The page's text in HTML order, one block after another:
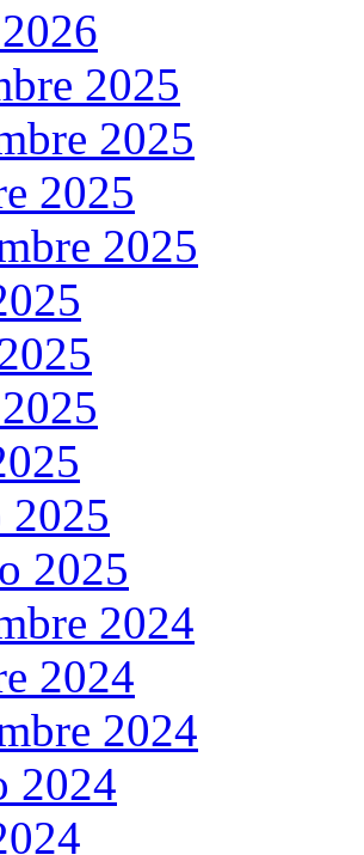
2025
2025
2025
2025
2025
2025
2024
2024
2024
2024